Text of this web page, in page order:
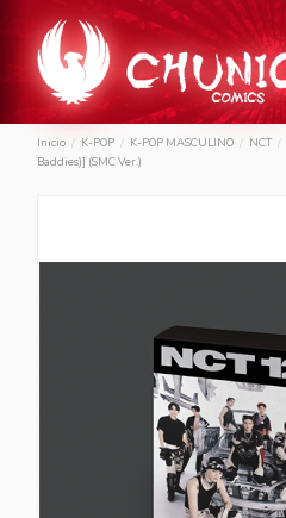
Inicio K-POP K-POP MASCULINO NCT
Baddies)] (SMC Ver.)